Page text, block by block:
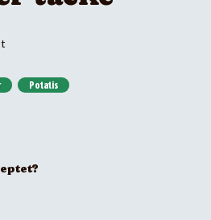
Potatis